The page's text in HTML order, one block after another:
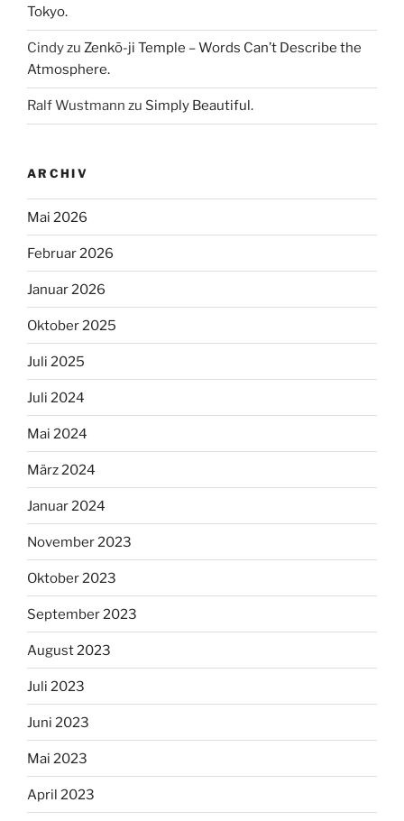
Tokyo.
Cindyzu Zenkō-ji Temple – Words Can’t Describe the
Atmosphere.
Ralf Wustmann zu Simply Beautiful.
ARCHIV
Mai 2026
Februar 2026
Januar 2026
Oktober 2025
Juli 2025
Juli 2024
Mai 2024
März 2024
Januar 2024
November 2023
Oktober 2023
September 2023
August 2023
Juli 2023
Juni 2023
Mai 2023
April 2023